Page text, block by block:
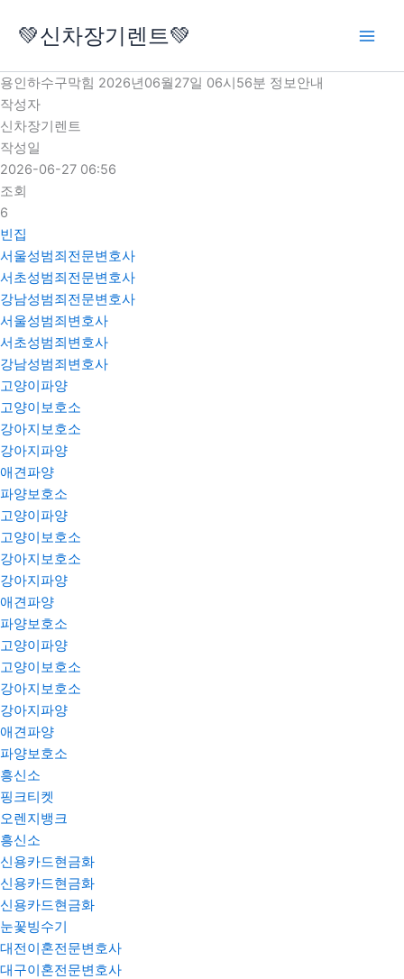
로
건
너
뛰
기
💚신차장기렌트💚
용인하수구막힘 2026년06월27일 06시56분 정보안내
작성자
신차장기렌트
작성일
2026-06-27 06:56
조회
6
빈집
서울성범죄전문변호사
서초성범죄전문변호사
강남성범죄전문변호사
서울성범죄변호사
서초성범죄변호사
강남성범죄변호사
고양이파양
고양이보호소
강아지보호소
강아지파양
애견파양
파양보호소
고양이파양
고양이보호소
강아지보호소
강아지파양
애견파양
파양보호소
고양이파양
고양이보호소
강아지보호소
강아지파양
애견파양
파양보호소
흥신소
핑크티켓
오렌지뱅크
흥신소
신용카드현금화
신용카드현금화
신용카드현금화
눈꽃빙수기
대전이혼전문변호사
대구이혼전문변호사